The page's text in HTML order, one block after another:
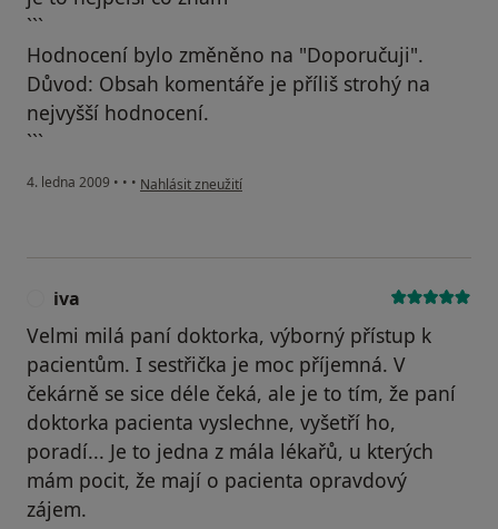
```
Hodnocení bylo změněno na "Doporučuji".
Důvod: Obsah komentáře je příliš strohý na
nejvyšší hodnocení.
```
4. ledna 2009 • • • podle názoru uživatele Miloš
Nahlásit zneužití
iva
Velmi milá paní doktorka, výborný přístup k
pacientům. I sestřička je moc příjemná. V
čekárně se sice déle čeká, ale je to tím, že paní
doktorka pacienta vyslechne, vyšetří ho,
poradí... Je to jedna z mála lékařů, u kterých
mám pocit, že mají o pacienta opravdový
zájem.